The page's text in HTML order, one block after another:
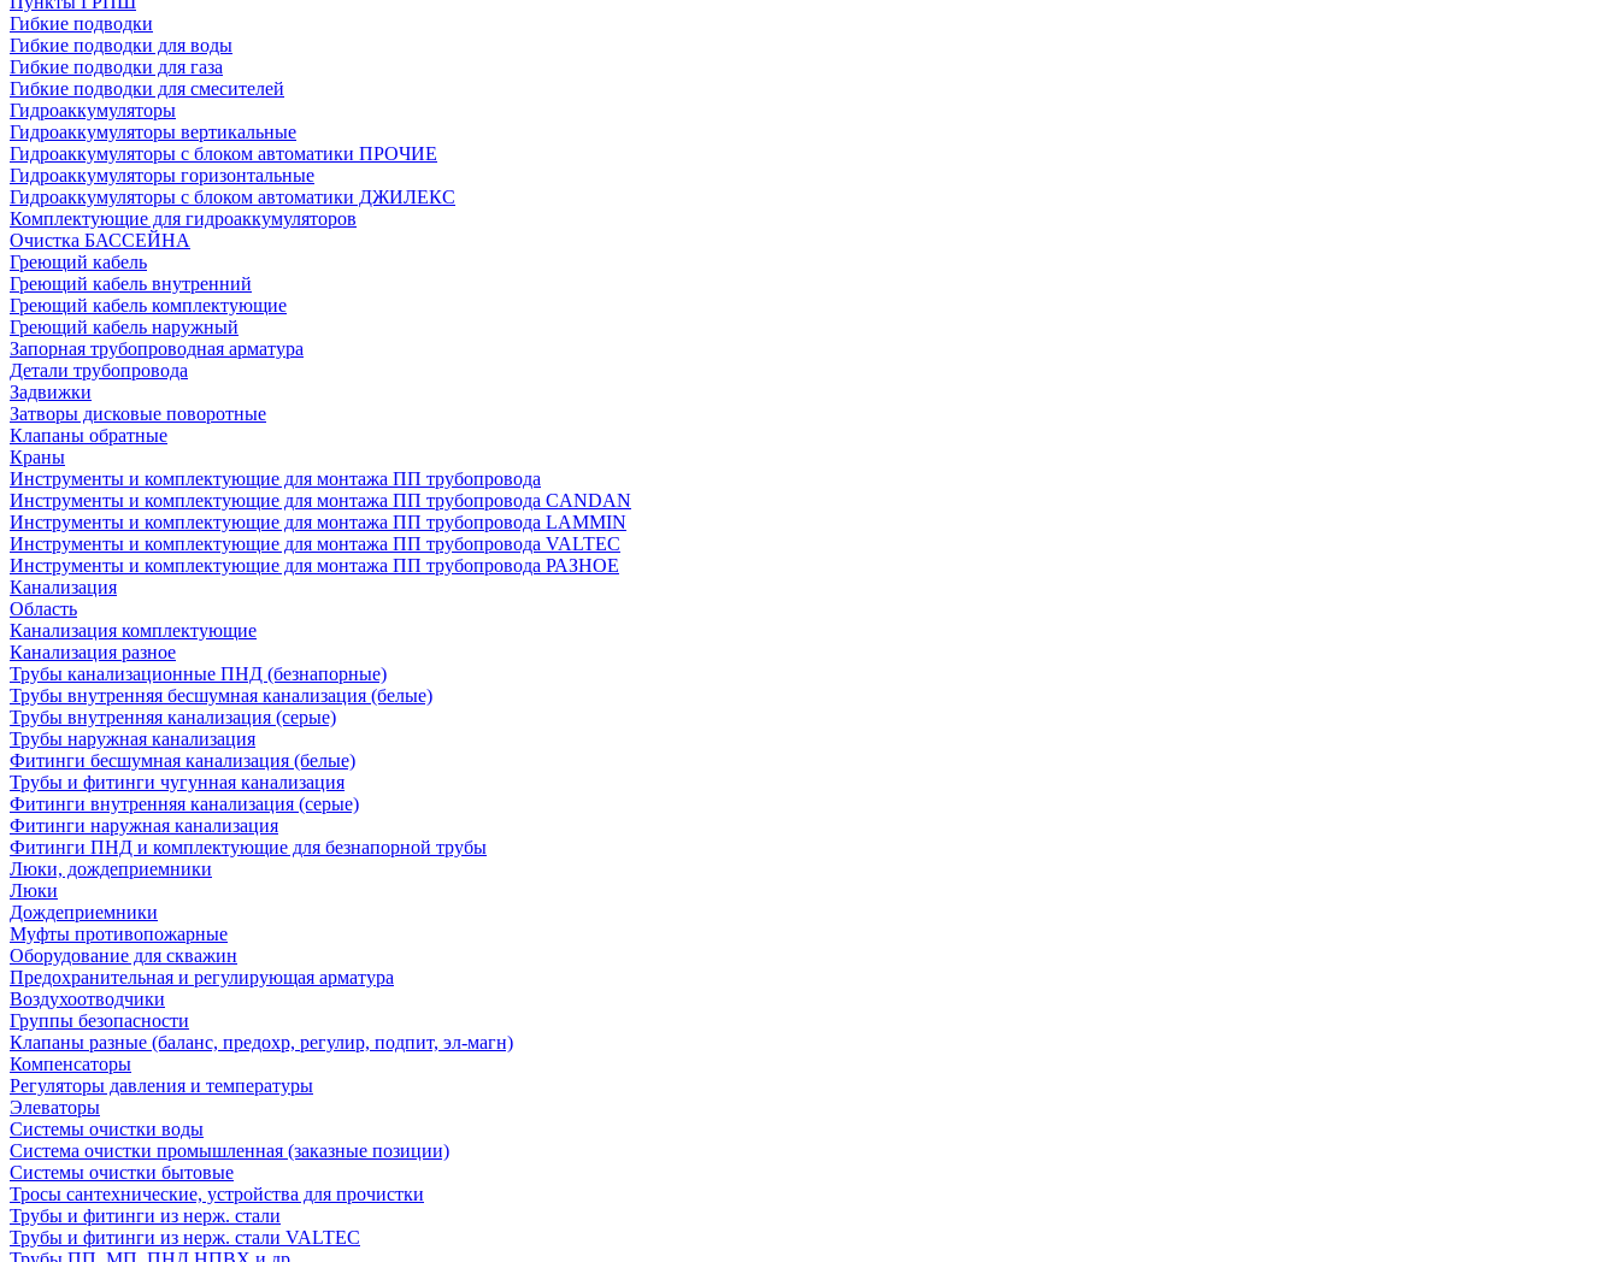
Гибкие подводки
Гибкие подводки для воды
Гибкие подводки для газа
Гибкие подводки для смесителей
Гидроаккумуляторы
Гидроаккумуляторы вертикальные
Гидроаккумуляторы с блоком автоматики ПРОЧИЕ
Гидроаккумуляторы горизонтальные
Гидроаккумуляторы с блоком автоматики ДЖИЛЕКС
Комплектующие для гидроаккумуляторов
Очистка БАССЕЙНА
Греющий кабель
Греющий кабель внутренний
Греющий кабель комплектующие
Греющий кабель наружный
Запорная трубопроводная арматура
Детали трубопровода
Задвижки
Затворы дисковые поворотные
Клапаны обратные
Краны
Инструменты и комплектующие для монтажа ПП трубопровода
Инструменты и комплектующие для монтажа ПП трубопровода CANDAN
Инструменты и комплектующие для монтажа ПП трубопровода LAMMIN
Инструменты и комплектующие для монтажа ПП трубопровода VALTEC
Инструменты и комплектующие для монтажа ПП трубопровода РАЗНОЕ
Канализация
Область
Канализация комплектующие
Канализация разное
Трубы канализационные ПНД (безнапорные)
Трубы внутренняя бесшумная канализация (белые)
Трубы внутренняя канализация (серые)
Трубы наружная канализация
Фитинги бесшумная канализация (белые)
Трубы и фитинги чугунная канализация
Фитинги внутренняя канализация (серые)
Фитинги наружная канализация
Фитинги ПНД и комплектующие для безнапорной трубы
Люки, дождеприемники
Люки
Дождеприемники
Муфты противопожарные
Оборудование для скважин
Предохранительная и регулирующая арматура
Воздухоотводчики
Группы безопасности
Клапаны разные (баланс, предохр, регулир, подпит, эл-магн)
Компенсаторы
Регуляторы давления и температуры
Элеваторы
Системы очистки воды
Система очистки промышленная (заказные позиции)
Системы очистки бытовые
Тросы сантехнические, устройства для прочистки
Трубы и фитинги из нерж. стали
Трубы и фитинги из нерж. стали VALTEC